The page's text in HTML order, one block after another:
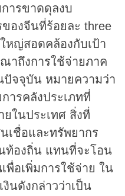
ารขาดดุลงบ
องจีนที่ร้อยละ three
หญ่สอดคล้องกับเป้า
าถึงการใช้จ่ายภาค
ปัจจุบัน หมายความว่า
ารคลังประเภทที่
ในประเทศ สิ่งที่
เชื่อและทรัพยากร
ท้องถิ่น แทนที่จะโอน
พื่อเพิ่มการใช้จ่าย ใน
งินดังกล่าวว่าเป็น